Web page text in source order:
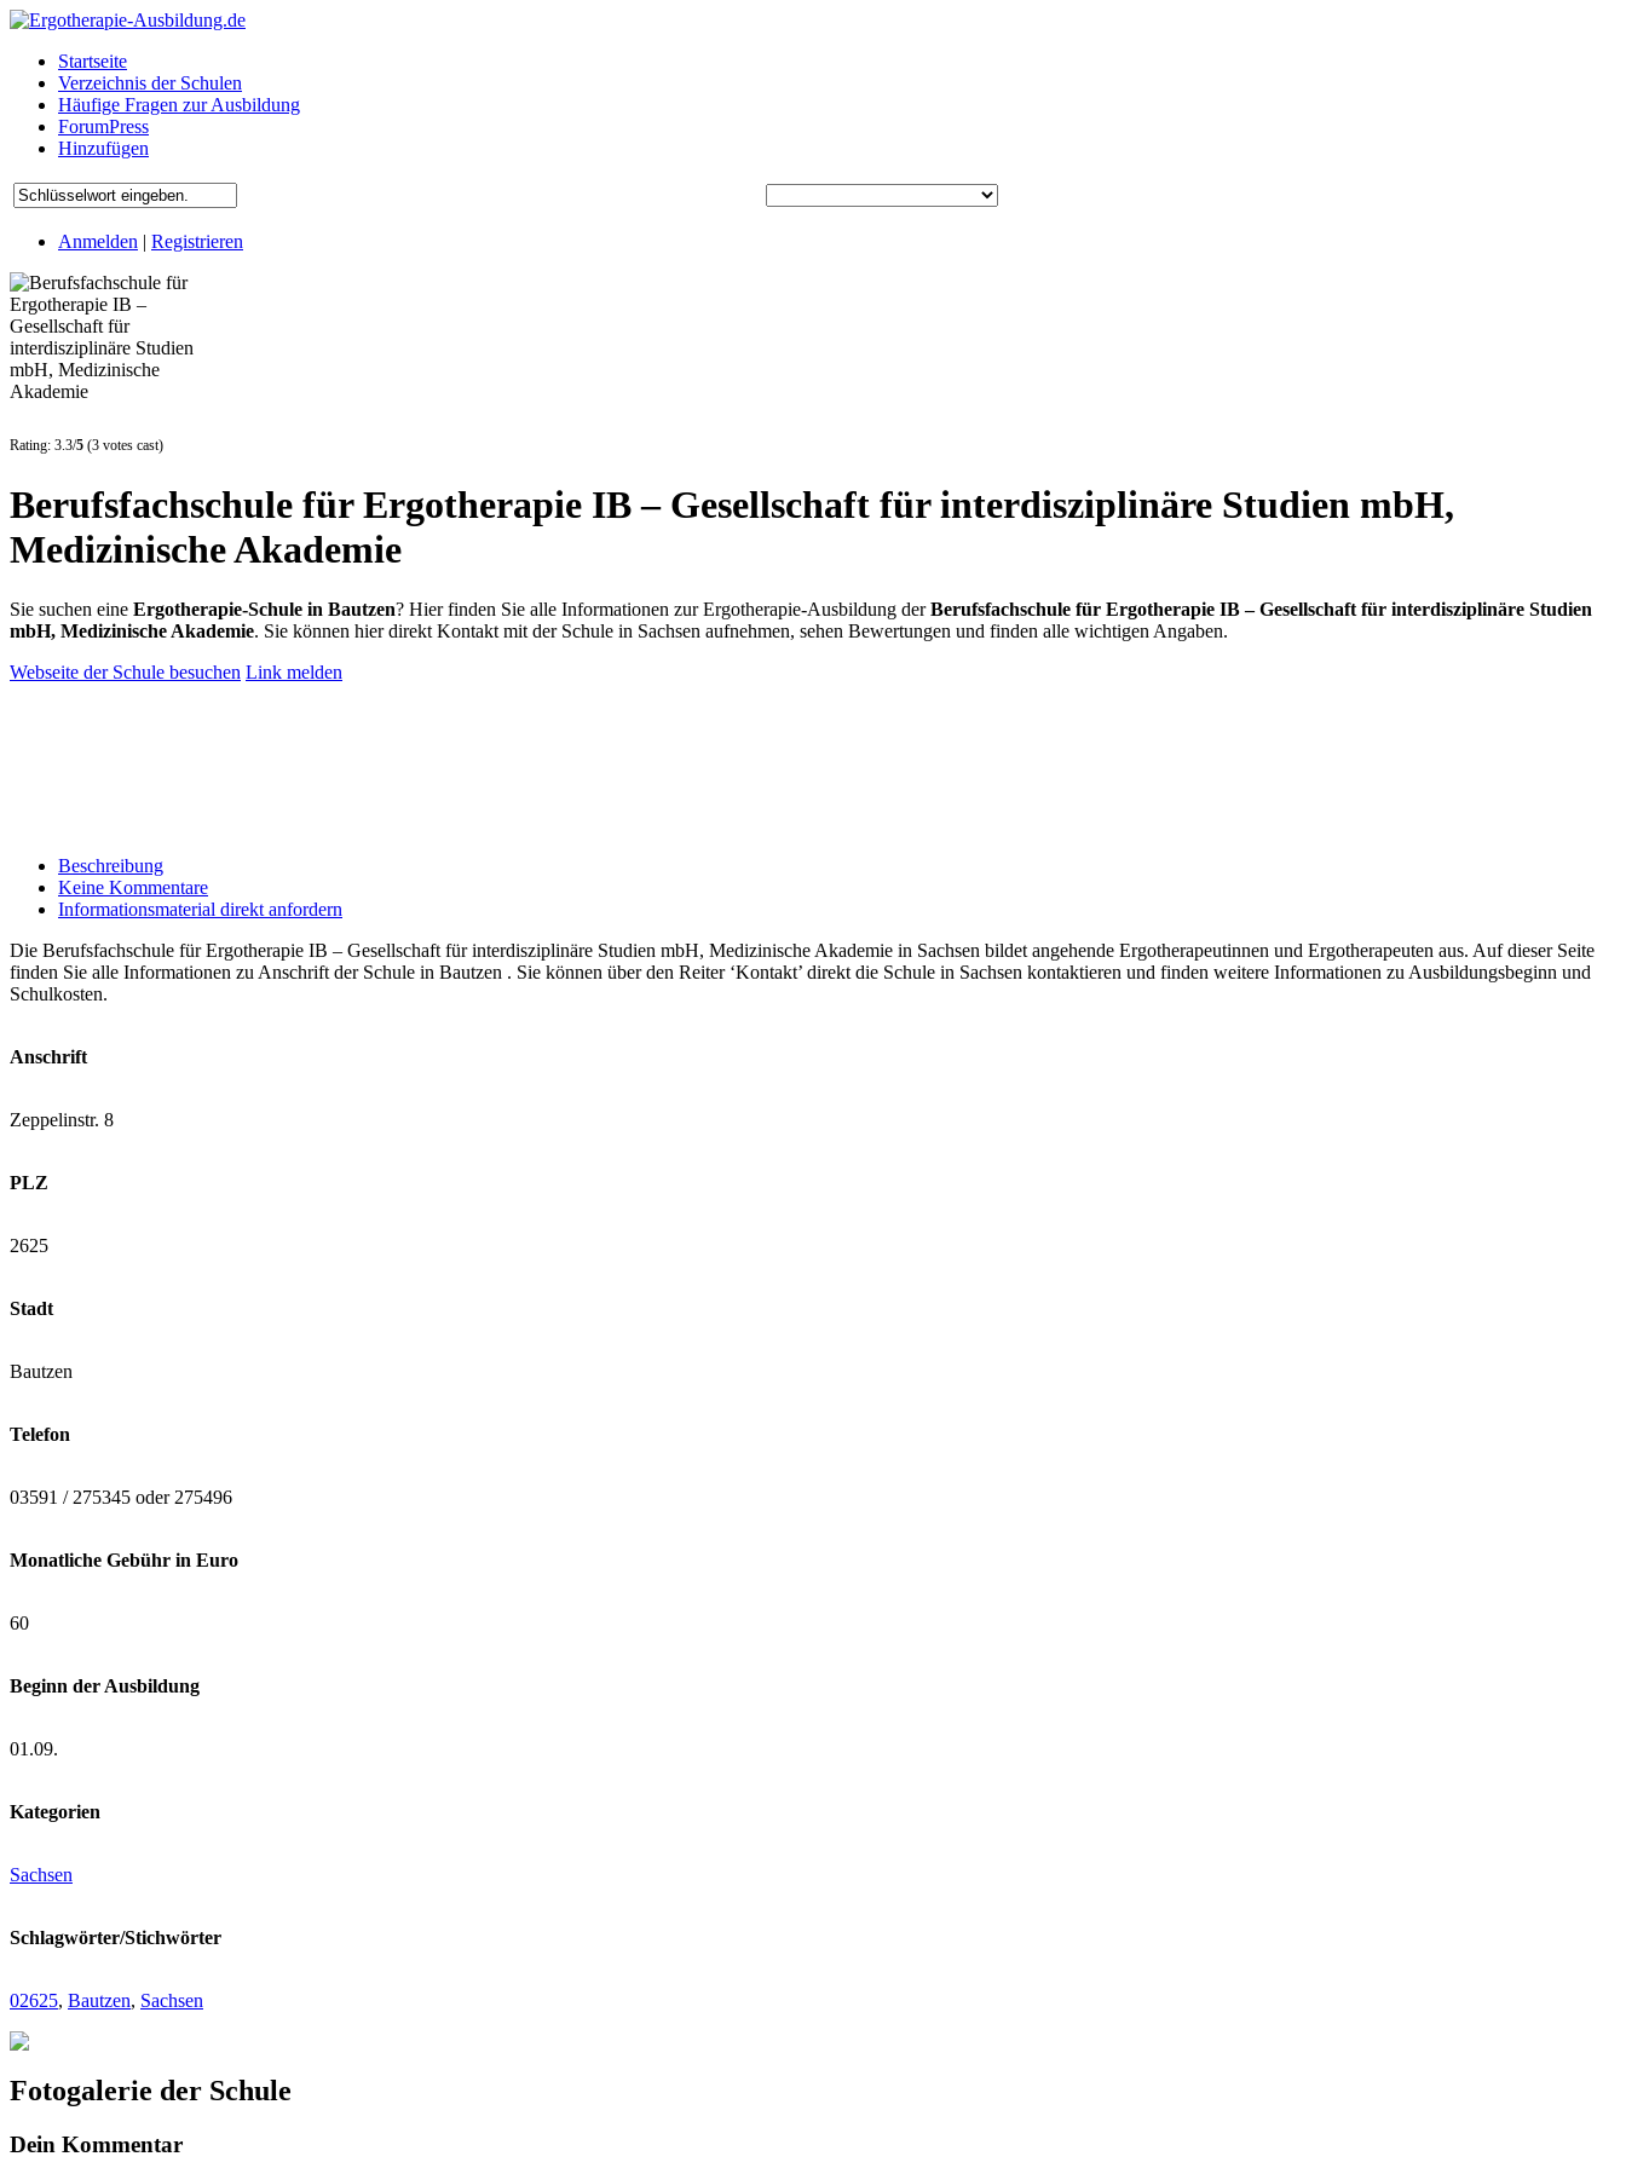
Startseite
Verzeichnis der Schulen
Häufige Fragen zur Ausbildung
ForumPress
Hinzufügen
Anmelden | Registrieren
Rating: 3.3/5 (3 votes cast)
Berufsfachschule für Ergotherapie IB – Gesellschaft für interdisziplinäre Studien mbH,
Medizinische Akademie
Sie suchen eine Ergotherapie-Schule in Bautzen? Hier finden Sie alle Informationen zur Ergotherapie-Ausbildung derBerufsfachschule für Ergotherapie IB – Gesellschaft für interdisziplinäre Studien
mbH, Medizinische Akademie. Sie können hier direkt Kontakt mit der Schule in Sachsen aufnehmen, sehen Bewertungen und finden alle wichtigen Angaben.
Webseite der Schule besuchen Link melden
Beschreibung
Keine Kommentare
Informationsmaterial direkt anfordern
Die Berufsfachschule für Ergotherapie IB – Gesellschaft für interdisziplinäre Studien mbH, Medizinische Akademie in Sachsen bildet angehende Ergotherapeutinnen und Ergotherapeuten aus. Auf dieser Seite
finden Sie alle Informationen zu Anschrift der Schule in Bautzen . Sie können über den Reiter ‘Kontakt’ direkt die Schule in Sachsen kontaktieren und finden weitere Informationen zu Ausbildungsbeginn und
Schulkosten.
Anschrift
Zeppelinstr. 8
PLZ
2625
Stadt
Bautzen
Telefon
03591 / 275345 oder 275496
Monatliche Gebühr in Euro
60
Beginn der Ausbildung
01.09.
Kategorien
Sachsen
Schlagwörter/Stichwörter
02625, Bautzen, Sachsen
Fotogalerie der Schule
Dein Kommentar